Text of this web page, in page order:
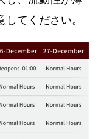
てください。